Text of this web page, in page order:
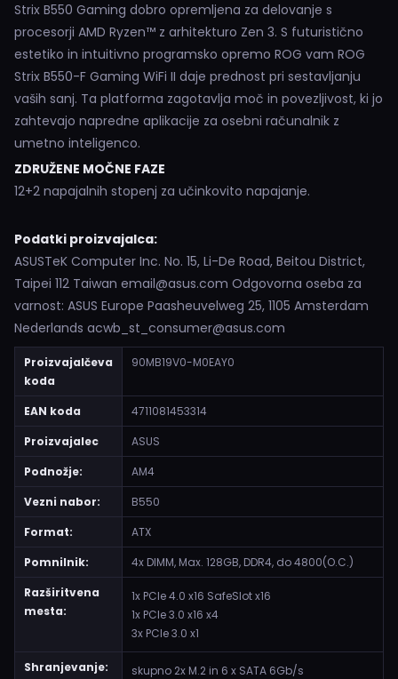
Strix B550 Gaming dobro opremljena za delovanje s
procesorji AMD Ryzen™ z arhitekturo Zen 3. S futuristično
estetiko in intuitivno programsko opremo ROG vam ROG
Strix B550-F Gaming WiFi II daje prednost pri sestavljanju
vaših sanj. Ta platforma zagotavlja moč in povezljivost, ki jo
zahtevajo napredne aplikacije za osebni računalnik z
umetno inteligenco.
ZDRUŽENE MOČNE FAZE
12+2 napajalnih stopenj za učinkovito napajanje.
Podatki proizvajalca:
ASUSTeK Computer Inc. No. 15, Li-De Road, Beitou District,
Taipei 112 Taiwan email@asus.com Odgovorna oseba za
varnost: ASUS Europe Paasheuvelweg 25, 1105 Amsterdam
Nederlands acwb_st_consumer@asus.com
Proizvajalčeva
koda
90MB19V0-M0EAY0
EAN koda
4711081453314
Proizvajalec
ASUS
Podnožje:
AM4
Vezni nabor:
B550
Format:
ATX
Pomnilnik:
4x DIMM, Max. 128GB, DDR4, do 4800(O.C.)
Razširitvena
mesta:
1x PCIe 4.0 x16 SafeSlot x16
1x PCIe 3.0 x16 x4
3x PCIe 3.0 x1
Shranjevanje:
skupno 2x M.2 in 6 x SATA 6Gb/s